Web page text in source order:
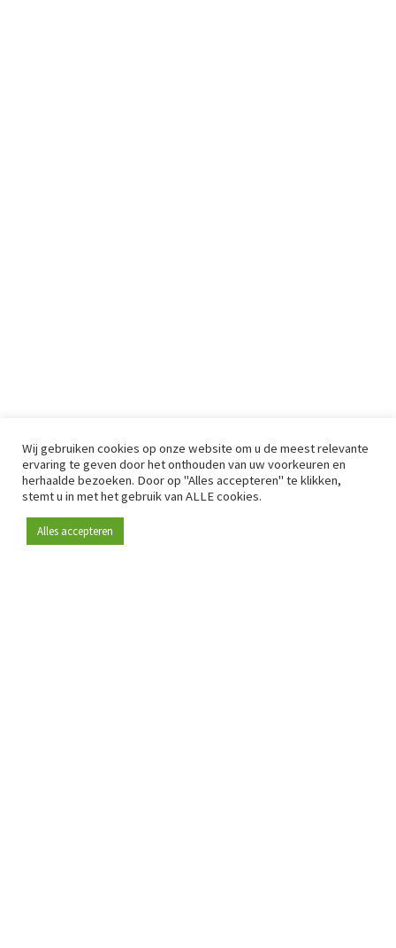
Wij gebruiken cookies op onze website om u de meest relevante
ervaring te geven door het onthouden van uw voorkeuren en
herhaalde bezoeken. Door op "Alles accepteren" te klikken,
stemt u in met het gebruik van ALLE cookies.
Alles accepteren